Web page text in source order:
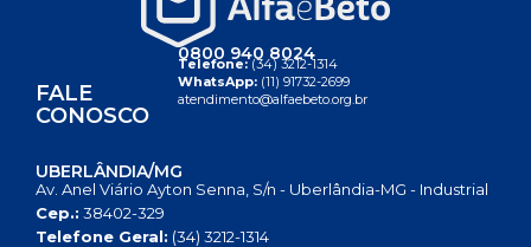
FALE
CONOSCO
0800 940 8024
Telefone:(34) 3212-1314
WhatsApp: (11) 91732-2699
atendimento@alfaebeto.org.br
UBERLÂNDIA/MG
Av. Anel Viário Ayton Senna, S/n - Uberlândia-MG - Industrial
Cep.: 38402-329
Telefone Geral: (34) 3212-1314